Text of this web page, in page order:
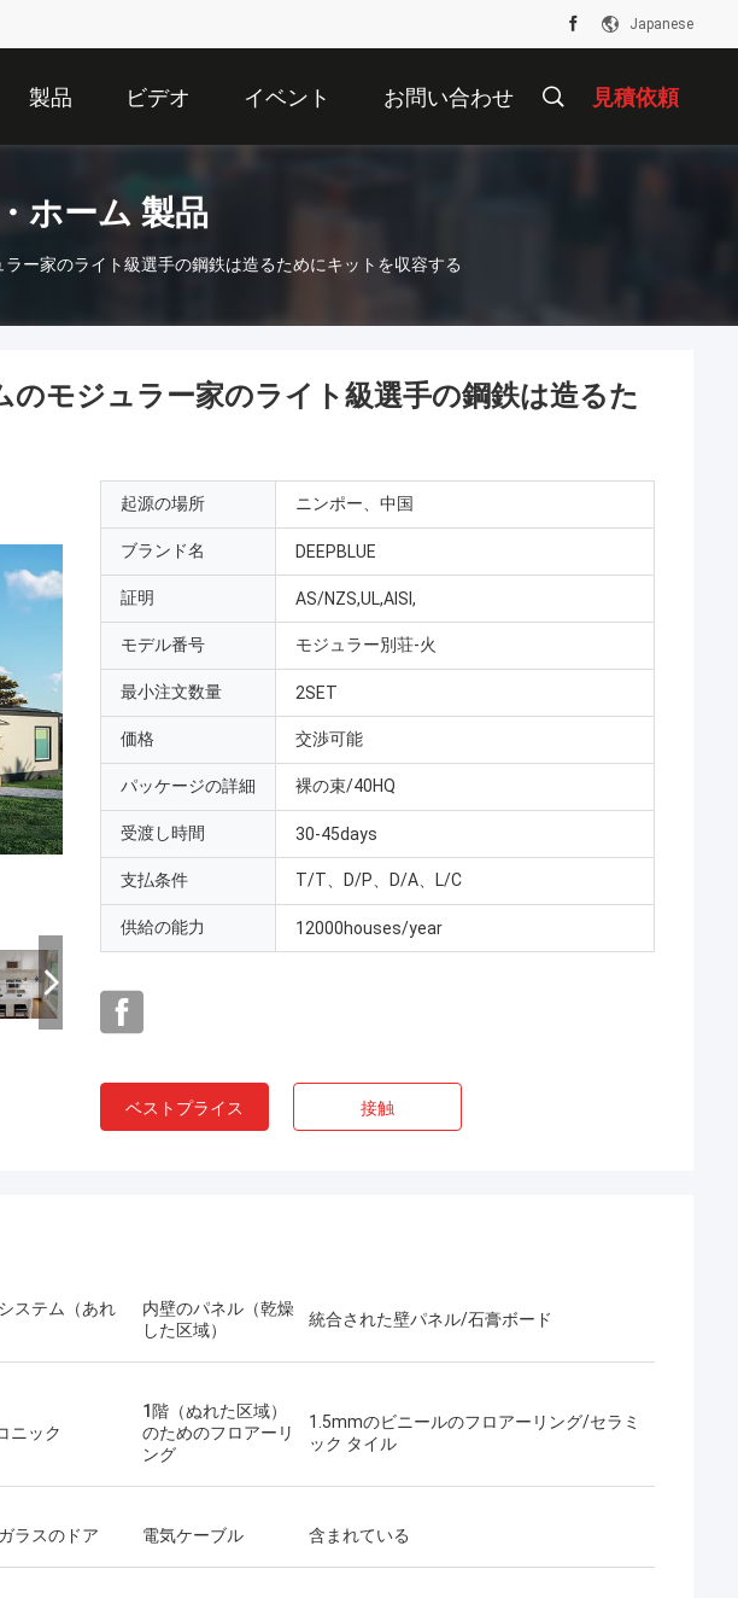
Japanese
製品 ビデオ イベント お問い合わせ 見積依頼
ホーム 製品
ー家のライト級選手の鋼鉄は造るためにキットを収容する
モジュラー家のライト級選手の鋼鉄は造るた
起源の場所 ニンポー、中国
ブランド名 DEEPBLUE
証明 AS/NZS,UL,AISI,
モデル番号 モジュラー別荘-火
最小注文数量 2SET
価格 交渉可能
パッケージの詳細 裸の束/40HQ
受渡し時間 30-45days
支払条件 T/T、D/P、D/A、L/C
供給の能力 12000houses/year
ベストプライス 接触
ステム（あれ
内壁のパネル（乾燥
した区域）
統合された壁パネル/石膏ボード
ニック
1階（ぬれた区域）
のためのフロアーリ
ング
1.5mmのビニールのフロアーリング/セラミ
ック タイル
ラスのドア 電気ケーブル 含まれている